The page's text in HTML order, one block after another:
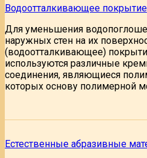
Водоотталкивающее покрытие
Для уменьшения
наружных стен на их
(водоотталкивающее)
используются различные
соединения, являющиеся
которых основу полимерной
Естественные абразивные